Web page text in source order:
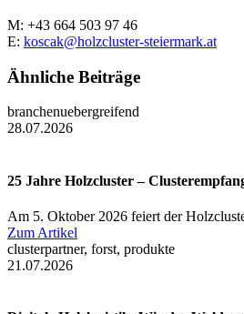
M: +43 664 503 97 46
E: koscak@holzcluster-steiermark.at
Ähnliche Beiträge
branchenuebergreifend
28.07.2026
25 Jahre Holzcluster –
Am 5. Oktober 2026 feiert der
Zum Artikel
clusterpartner, forst, produkte
21.07.2026